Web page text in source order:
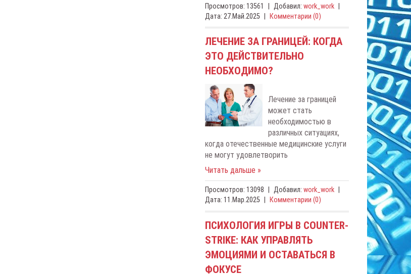
Просмотров: 13561 Добавил: work_work
Дата: 27.Май.2025 Комментарии (0)
ЛЕЧЕНИЕ ЗА ГРАНИЦЕЙ: КОГДА
ЭТО ДЕЙСТВИТЕЛЬНО
НЕОБХОДИМО?
Лечение за границей
может стать
необходимостью в
различных ситуациях,
когда отечественные медицинские услуги
не могут удовлетворить
Читать дальше »
Просмотров: 13098 Добавил: work_work
Дата: 11.Мар.2025 Комментарии (0)
ПСИХОЛОГИЯ ИГРЫ В COUNTER-
STRIKE: КАК УПРАВЛЯТЬ
ЭМОЦИЯМИ И ОСТАВАТЬСЯ В
ФОКУСЕ